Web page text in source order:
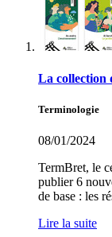
La collection
Terminologie
08/01/2024
TermBret, le
publier 6
de base : les
Lire la suite